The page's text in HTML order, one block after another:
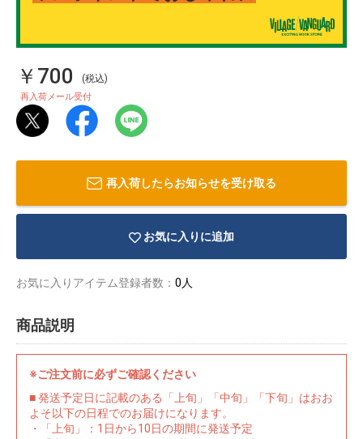
￥700 (税込)
再入荷メール受付
再入荷したらお知らせを受け取る
お気に入りに追加
お気に入りアイテム登録者数： 0人
商品説明
※ご注文前に必ずご確認ください
■ 発送予定日に記載のある「上旬」「中旬」「下旬」はおお
よそ以下の日程でのお届けになります。
・「上旬」：1日から10日の期間に発送予定
イラストレ
アダルトグ